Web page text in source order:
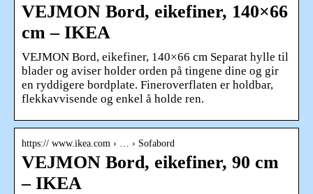
VEJMON Bord, eikefiner, 140×66
cm – IKEA
VEJMON Bord, eikefiner, 140×66 cm Separat hylle til
blader og aviser holder orden på tingene dine og gir
en ryddigere bordplate. Fineroverflaten er holdbar,
flekkavvisende og enkel å holde ren.
https:// www.ikea.com › … › Sofabord
VEJMON Bord, eikefiner, 90 cm
– IKEA